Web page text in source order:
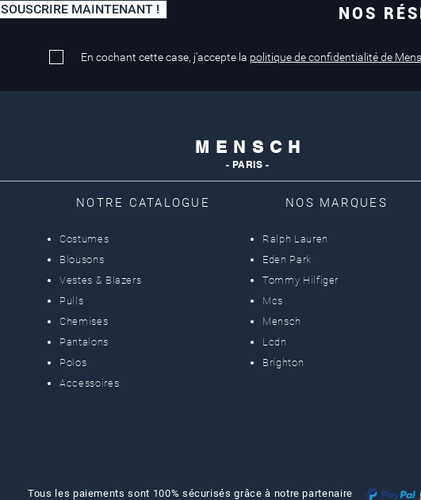
Mastercard, Visa
en magasin
SOUSCRIRE MAINTENANT ! NOS
En cochant cette case, j'accepte la politique de confidentialité de
M E N S C H
- PARIS -
NOTRE CATALOGUE
Costumes
Blousons
Vestes & Blazers
Pulls
Chemises
Pantalons
Polos
Accessoires
NOS MARQUES
Ralph Lauren
Eden Park
Tommy Hilfiger
Mcs
Mensch
Lcdn
Brighton
Tous les paiements sont 100% sécurisés grâce à notre partenaire